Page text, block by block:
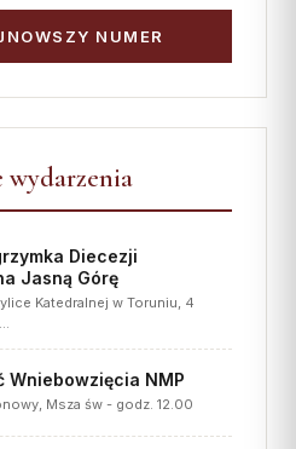
NUMER
wydarzenia
Diecezji
Jasną Górę
Katedralnej w Toruniu, 4
Wniebowzięcia NMP
Msza św - godz. 12.00